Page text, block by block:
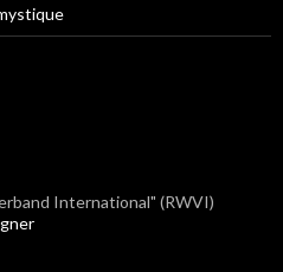
International" (RWVI)